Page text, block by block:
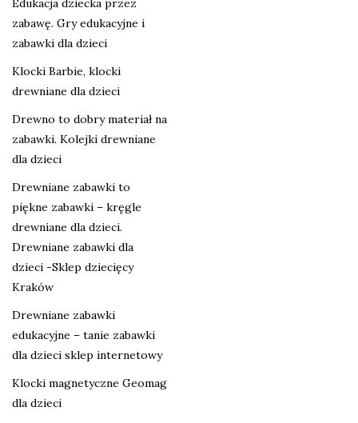
Edukacja dziecka przez
zabawę. Gry edukacyjne i
zabawki dla dzieci
Klocki Barbie, klocki
drewniane dla dzieci
Drewno to dobry materiał na
zabawki. Kolejki drewniane
dla dzieci
Drewniane zabawki to
piękne zabawki – kręgle
drewniane dla dzieci.
Drewniane zabawki dla
dzieci -Sklep dziecięcy
Kraków
Drewniane zabawki
edukacyjne – tanie zabawki
dla dzieci sklep internetowy
Klocki magnetyczne Geomag
dla dzieci